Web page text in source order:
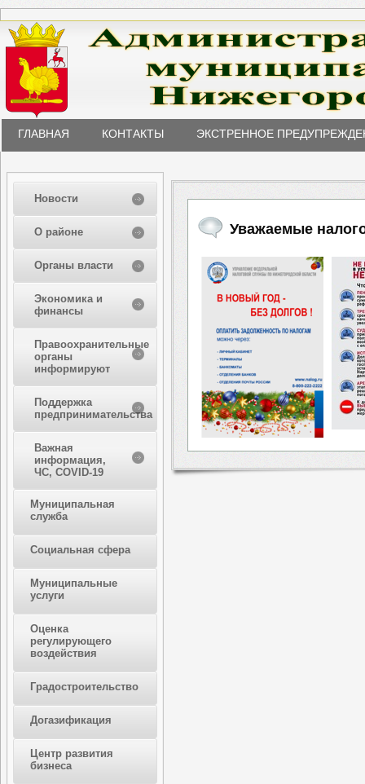
ГЛАВНАЯ КОНТАКТЫ ЭКСТРЕННОЕ
Новости
О районе
Органы власти
Экономика и
финансы
Правоохранительные
органы
информируют
Поддержка
предпринимательства
Важная
информация,
ЧС, COVID-19
Муниципальная
служба
Социальная сфера
Муниципальные
услуги
Оценка
регулирующего
воздействия
Градостроительство
Догазификация
Центр развития
бизнеса
Уважаемые